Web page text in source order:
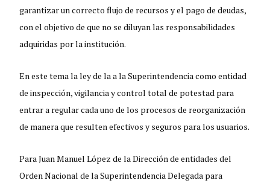
garantizar un correcto flujo de recursos y el pago de deudas,
con el objetivo de que no se diluyan las responsabilidades
adquiridas por la institución.
En este tema la ley de la a la Superintendencia como entidad
de inspección, vigilancia y control total de potestad para
entrar a regular cada uno de los procesos de reorganización
de manera que resulten efectivos y seguros para los usuarios.
Para Juan Manuel López de la Dirección de entidades del
Orden Nacional de la Superintendencia Delegada para